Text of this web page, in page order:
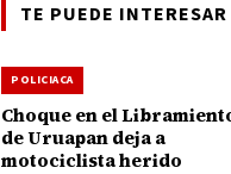
TE PUEDE INTERESAR
POLICIACA
Choque en el
de Uruapan deja a
motociclista herido